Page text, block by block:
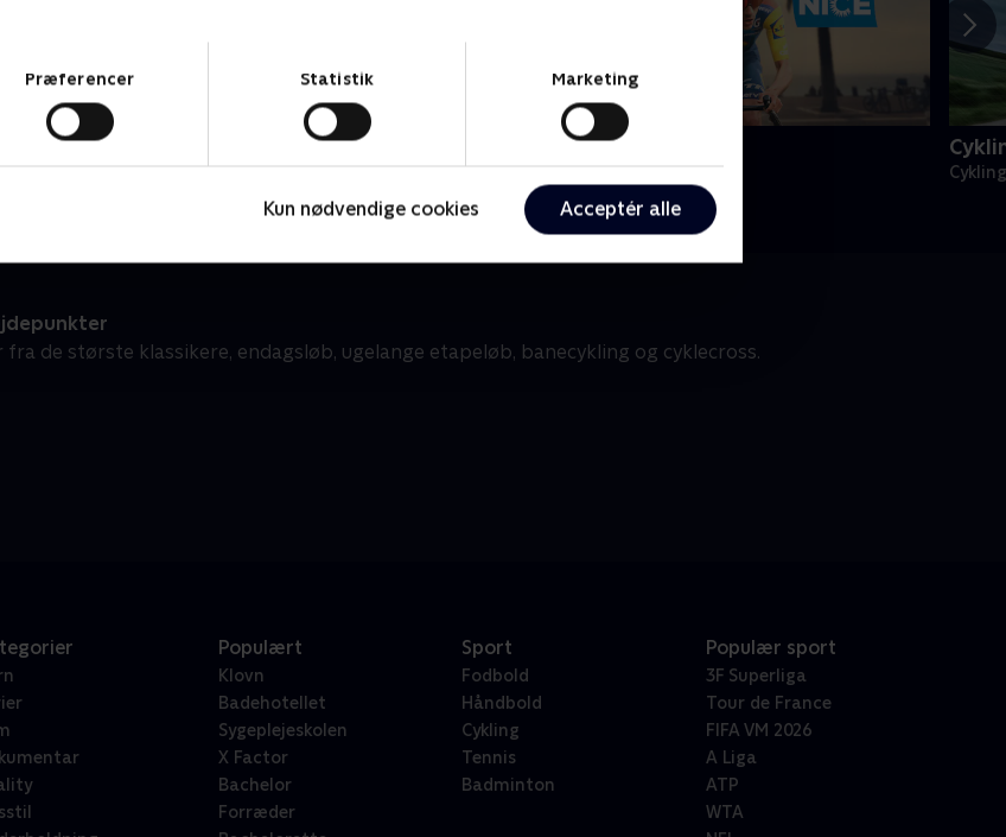
Præferencer Statistik Marketing
Kun nødvendige cookies Acceptér alle
Rundt Paris-Nice
Cykling Cykling
fra de største klassikere, endagsløb, ugelange etapeløb, banecykling og cyklecross.
Populært
Klovn
Badehotellet
Sygeplejeskolen
X Factor
Bachelor
Forræder
Sport
Fodbold
Håndbold
Cykling
Tennis
Badminton
Populær sport
3F Superliga
Tour de France
FIFA VM 2026
A Liga
ATP
WTA